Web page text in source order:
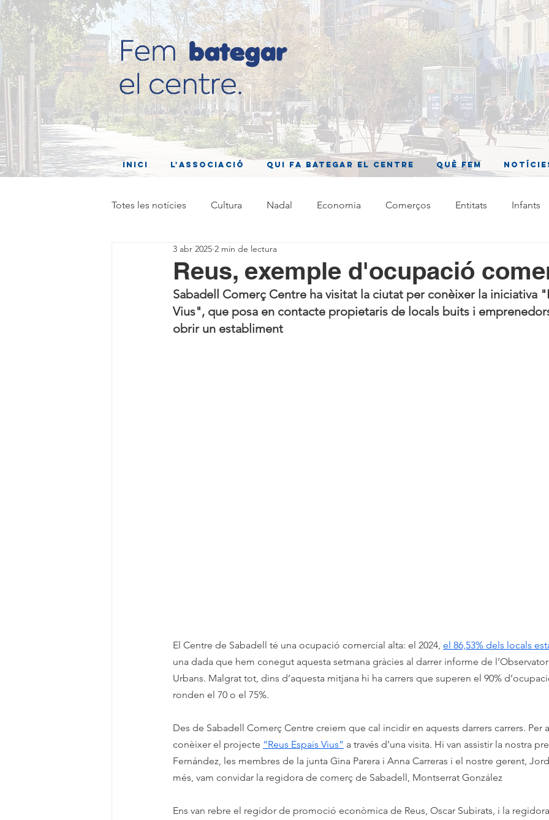
Inici L'associació Qui fa bategar el centre Què fem
Totes les notícies Cultura Nadal Economia Comerços Entitats Infants
Reus, exemple d'ocupació
3 abr 2025 2 min de lectura
Sabadell Comerç Centre ha visitat la ciutat per conèixer la iniciativa
Vius", que posa en contacte propietaris de locals buits i
obrir un establiment
El Centre de Sabadell té una ocupació comercial alta: el 2024, el 86,53% dels locals
una dada que hem conegut aquesta setmana gràcies al darrer informe de
Urbans. Malgrat tot, dins d’aquesta mitjana hi ha carrers que superen el 90%
ronden el 70 o el 75%.
Des de Sabadell Comerç Centre creiem que cal incidir en aquests darrers carrers. Per
conèixer el projecte “Reus Espais Vius” a través d’una visita. Hi van assistir la nostra
Fernández, les membres de la junta Gina Parera i Anna Carreras i el nostre gerent,
més, vam convidar la regidora de comerç de Sabadell, Montserrat González
Ens van rebre el regidor de promoció econòmica de Reus, Oscar Subirats, i la